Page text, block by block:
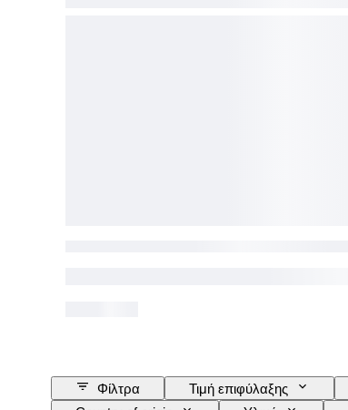
Φίλτρα Τιμή επιφύλαξης